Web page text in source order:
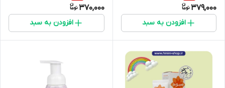
379,000
افزودن به سبد
370,000
افزودن به سبد